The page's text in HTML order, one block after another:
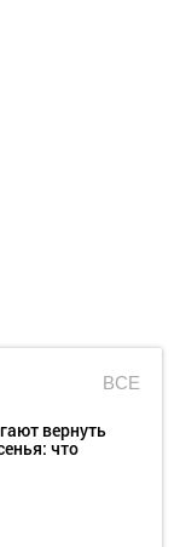
ВСЕ
вернуть
что